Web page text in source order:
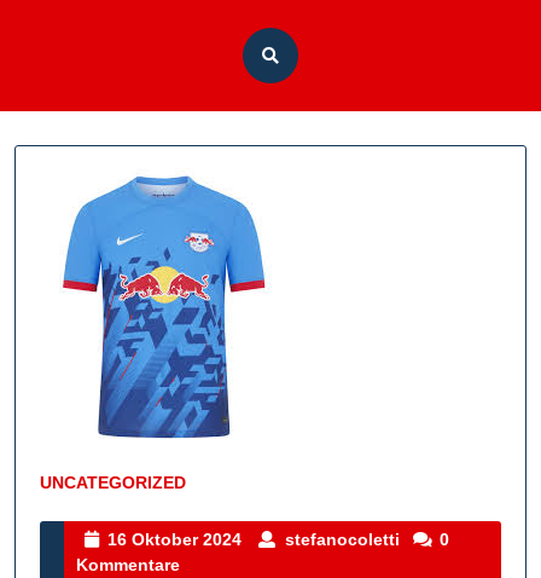
UNCATEGORIZED
Kategorie
16 Oktober 2024
16
stefanocoletti stefanocoletti
0
Kommentare